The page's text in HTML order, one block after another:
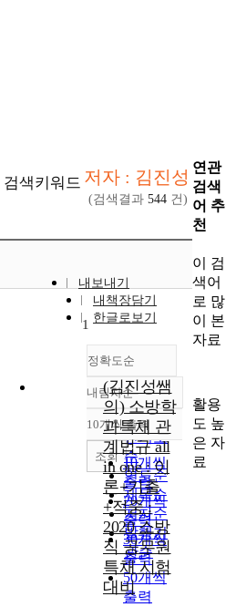
검색키워드 저자 : 김진성
(검색결과 544 건)
내보내기
내책장담기
한글로보기
정확도순
정확도
순
인기도
순
연도순
제목순
저자순
발행기
관순
내림차순
내림차순
10개씩 출력
10개씩
출력
20개씩
출력
30개씩
출력
50개씩
출력
조회
1
(김진성쌤
의) 소방학
과특채 관
계법규 all
in one : 이
론+기출
+적중 :
2020 소방
직 공무원
특채 시험
대비
연관
검색
어 추
천
이 검
색어
로 많
이 본
자료
활용
도 높
은 자
료